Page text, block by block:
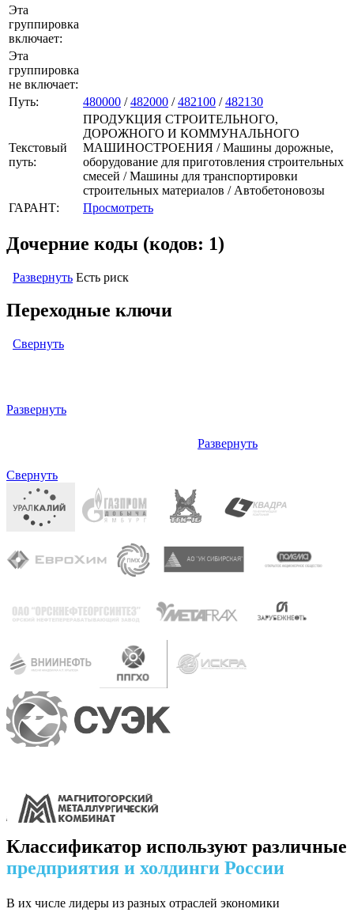
Эта
группировка
включает:
Эта
группировка
не включает:
Путь:
480000 /482000 /482100 /482130
Текстовый
путь:
ПРОДУКЦИЯ СТРОИТЕЛЬНОГО,
ДОРОЖНОГО И КОММУНАЛЬНОГО
МАШИНОСТРОЕНИЯ / Машины дорожные,
оборудование для приготовления строительных
смесей / Машины для транспортировки
строительных материалов / Автобетоновозы
ГАРАНТ:
Просмотреть
Дочерние коды (кодов: 1)
Развернуть Есть риск
Переходные ключи
Свернуть
Развернуть
Развернуть
Свернуть
Классификатор используют различные
предприятия и холдинги России
В их числе лидеры из разных отраслей экономики